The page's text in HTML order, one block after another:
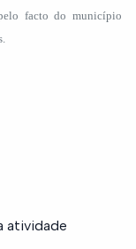
facto do município
atividade